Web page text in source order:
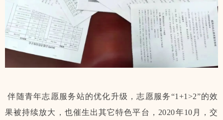
伴随青年志愿服务站的优化升级，志愿服务“1+1>2”的效
果被持续放大，也催生出其它特色平台，2020年10月，交